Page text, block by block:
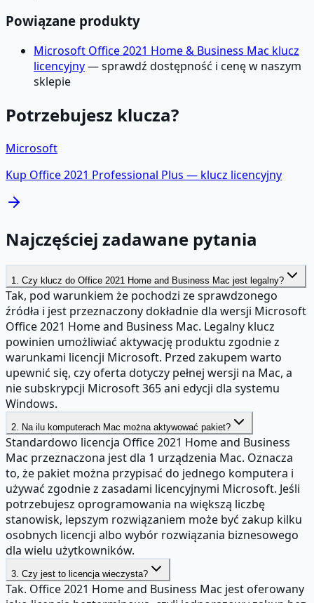
Powiązane produkty
Microsoft Office 2021 Home & Business Mac klucz
licencyjny— sprawdź dostępność i cenę w naszym
sklepie
Potrzebujesz klucza?
Microsoft
Kup Office 2021 Professional Plus — klucz licencyjny
Najczęściej zadawane pytania
1. Czy klucz do Office 2021 Home and Business Mac jest legalny?
Tak, pod warunkiem że pochodzi ze sprawdzonego
źródła i jest przeznaczony dokładnie dla wersji Microsoft
Office 2021 Home and Business Mac. Legalny klucz
powinien umożliwiać aktywację produktu zgodnie z
warunkami licencji Microsoft. Przed zakupem warto
upewnić się, czy oferta dotyczy pełnej wersji na Mac, a
nie subskrypcji Microsoft 365 ani edycji dla systemu
Windows.
2. Na ilu komputerach Mac można aktywować pakiet?
Standardowo licencja Office 2021 Home and Business
Mac przeznaczona jest dla 1 urządzenia Mac. Oznacza
to, że pakiet można przypisać do jednego komputera i
używać zgodnie z zasadami licencyjnymi Microsoft. Jeśli
potrzebujesz oprogramowania na większą liczbę
stanowisk, lepszym rozwiązaniem może być zakup kilku
osobnych licencji albo wybór rozwiązania biznesowego
dla wielu użytkowników.
3. Czy jest to licencja wieczysta?
Tak. Office 2021 Home and Business Mac jest oferowany